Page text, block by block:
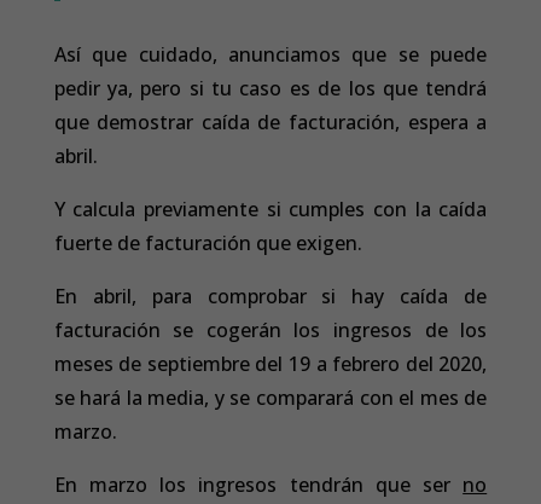
Así que cuidado, anunciamos que se puede
pedir ya, pero si tu caso es de los que tendrá
que demostrar caída de facturación, espera a
abril.
Y calcula previamente si cumples con la caída
fuerte de facturación que exigen.
En abril, para comprobar si hay caída de
facturación se cogerán los ingresos de los
meses de septiembre del 19 a febrero del 2020,
se hará la media, y se comparará con el mes de
marzo.
En marzo los ingresos tendrán que ser no